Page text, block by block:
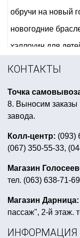
обручи на новый
новогодние
хэллоуин для
скатерть на
шарики хэллоуин
декор ко дню
заказать
товары для
прикольные
купить
необычные
воздушные шары
КОНТАКТЫ
Точка
8. Выносим заказы
завода.
Колл-центр: (093)
(067) 350-55-33,
Магазин
тел. (063) 638-71-69
Магазин Дарница:
пассаж", 2-й этаж.
ИНФОРМАЦИЯ